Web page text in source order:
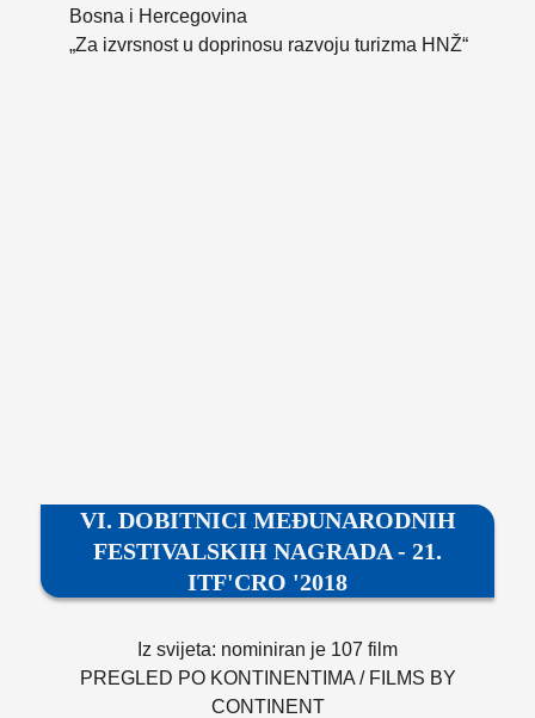
Bosna i Hercegovina
„Za izvrsnost u doprinosu razvoju turizma HNŽ“
VI. DOBITNICI MEĐUNARODNIH
FESTIVALSKIH NAGRADA - 21.
ITF'CRO '2018
Iz svijeta: nominiran je 107 film
PREGLED PO KONTINENTIMA / FILMS BY
CONTINENT